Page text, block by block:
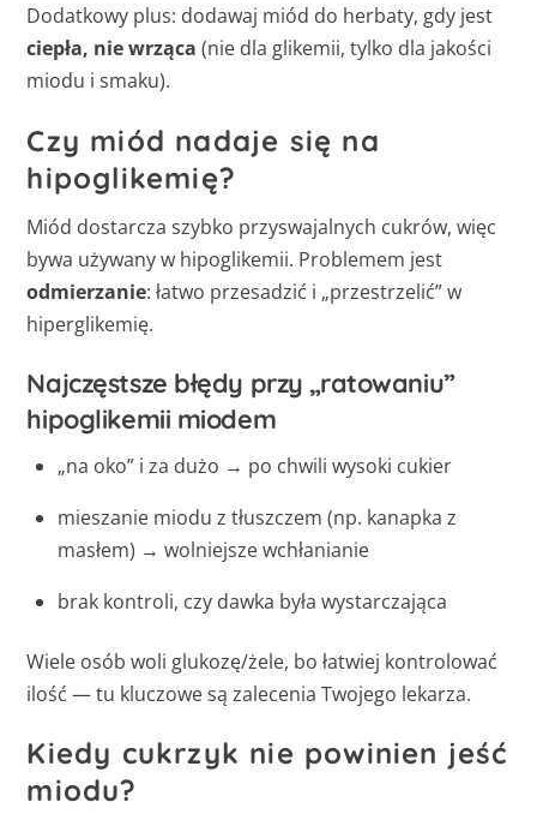
Dodatkowy plus: dodawaj miód do herbaty, gdy jest
ciepła, nie wrząca (nie dla glikemii, tylko dla jakości
miodu i smaku).
Czy miód nadaje się na
hipoglikemię?
Miód dostarcza szybko przyswajalnych cukrów, więc
bywa używany w hipoglikemii. Problemem jest
odmierzanie: łatwo przesadzić i „przestrzelić” w
hiperglikemię.
Najczęstsze błędy przy „ratowaniu”
hipoglikemii miodem
„na oko” i za dużo → po chwili wysoki cukier
mieszanie miodu z tłuszczem (np. kanapka z
masłem) → wolniejsze wchłanianie
brak kontroli, czy dawka była wystarczająca
Wiele osób woli glukozę/żele, bo łatwiej kontrolować
ilość — tu kluczowe są zalecenia Twojego lekarza.
Kiedy cukrzyk nie powinien jeść
miodu?